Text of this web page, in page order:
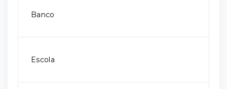
Banco
Escola